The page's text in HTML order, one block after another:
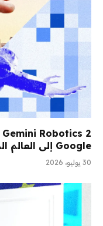
Google إلى العالم المادي
30 يوليو، 2026